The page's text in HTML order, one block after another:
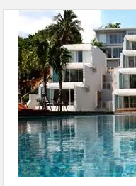
Resort Rayong